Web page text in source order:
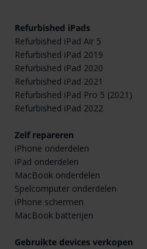
Refurbished iPads
Refurbished iPad Air 5
Refurbished iPad 2019
Refurbished iPad 2020
Refurbished iPad 2021
Refurbished iPad Pro 5 (2021)
Refurbished iPad 2022
Zelf repareren
iPhone onderdelen
iPad onderdelen
MacBook onderdelen
Spelcomputer onderdelen
iPhone schermen
MacBook batterijen
Gebruikte devices verkopen